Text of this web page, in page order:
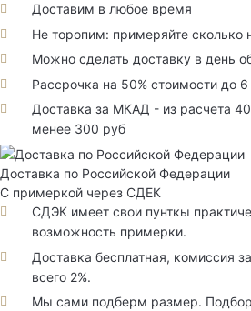
Доставим в любое время
Не торопим: примеряйте сколько
Можно сделать доставку в день
Рассрочка на 50% стоимости до
Доставка за МКАД - из расчета
менее 300 руб
Доставка по Российской Федерации
С примеркой через СДЕК
СДЭК имеет свои пунткы
возможность примерки.
Доставка бесплатная, комиссия
всего 2%.
Мы сами подберм размер.